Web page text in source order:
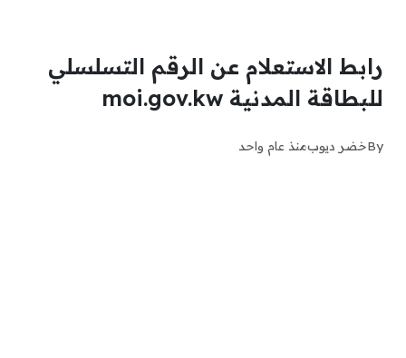
رابط الاستعلام عن الرقم التسلسلي
للبطاقة المدنية moi.gov.kw
Byخضر ديوبمنذ عام واحد